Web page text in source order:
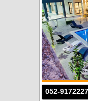
052-9172227